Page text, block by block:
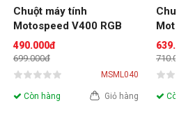
Chuột máy tính
Motospeed V400 RGB
490.000đ
699.000đ
MSML040
Còn hàng Giỏ hàng